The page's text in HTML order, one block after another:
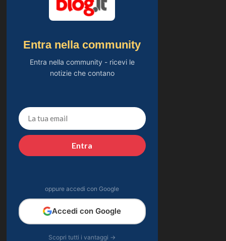
Entra nella community
Entra nella community - ricevi le
notizie che contano
Entra
oppure accedi con Google
Accedi con Google
Scopri tutti i vantaggi →